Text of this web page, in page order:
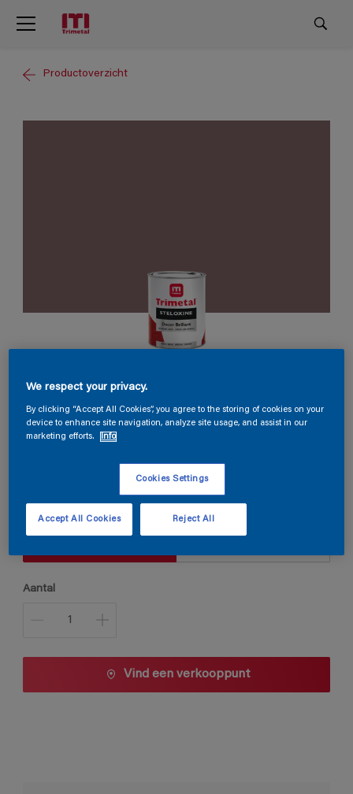
Productoverzicht
Steloxine Decor Brillant
Verpakkingsgrootte
Aantal
Vind een verkooppunt
We respect your privacy.
By clicking “Accept All Cookies”, you agree to the storing of cookies on your
device to enhance site navigation, analyze site usage, and assist in our
marketing efforts.
Info
Cookies Settings
Reject All
Accept All Cookies